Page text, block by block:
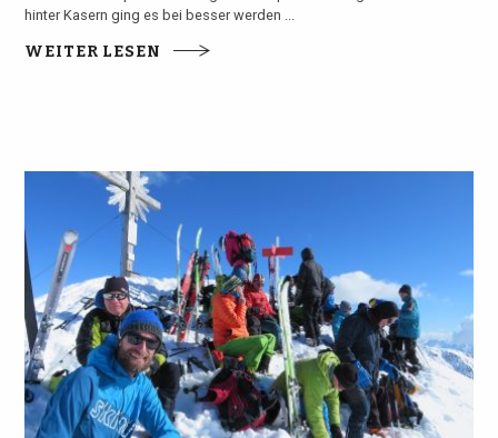
hinter Kasern ging es bei besser werden ...
WEITER LESEN